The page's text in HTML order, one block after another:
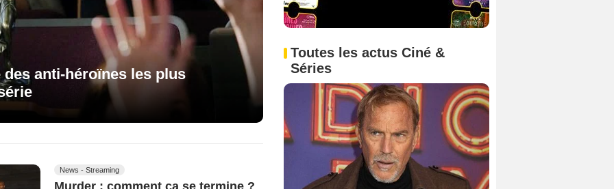
anti-héroïnes les plus
News - Streaming
Murder : comment ça se termine ?
Toutes les actus Ciné &
Séries